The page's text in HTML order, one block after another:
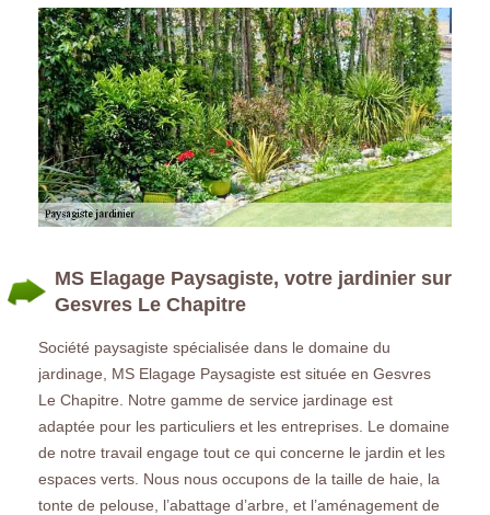
MS Elagage Paysagiste, votre jardinier sur
Gesvres Le Chapitre
Société paysagiste spécialisée dans le domaine du
jardinage, MS Elagage Paysagiste est située en Gesvres
Le Chapitre. Notre gamme de service jardinage est
adaptée pour les particuliers et les entreprises. Le domaine
de notre travail engage tout ce qui concerne le jardin et les
espaces verts. Nous nous occupons de la taille de haie, la
tonte de pelouse, l’abattage d’arbre, et l’aménagement de